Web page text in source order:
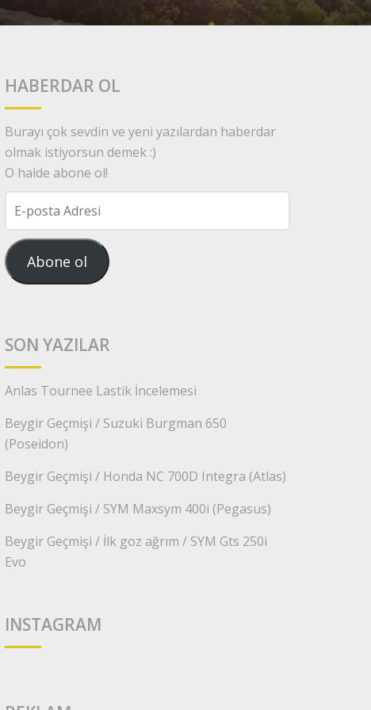
HABERDAR OL
Burayı çok sevdin ve yeni yazılardan haberdar
olmak istiyorsun demek :)
O halde abone ol!
posta
Adresi
Abone ol
SON YAZILAR
Anlas Tournee Lastik İncelemesi
Beygir Geçmişi / Suzuki Burgman 650
(Poseidon)
Beygir Geçmişi / Honda NC 700D Integra (Atlas)
Beygir Geçmişi / SYM Maxsym 400i (Pegasus)
Beygir Geçmişi / İlk goz ağrım / SYM Gts 250i
Evo
INSTAGRAM